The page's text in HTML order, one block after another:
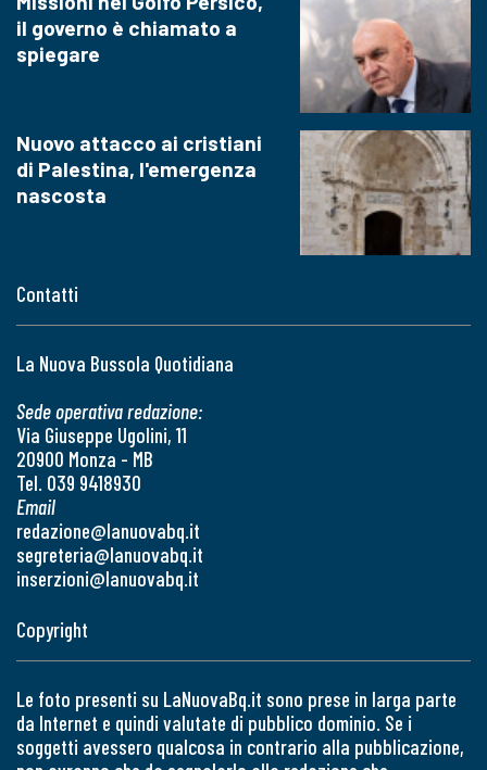
Contatti
La Nuova Bussola Quotidiana
Sede operativa redazione:
Via Giuseppe Ugolini, 11
20900 Monza - MB
Tel. 039 9418930
Email
redazione@lanuovabq.it
segreteria@lanuovabq.it
inserzioni@lanuovabq.it
il governo è chiamato a
spiegare
Nuovo attacco ai cristiani
di Palestina, l'emergenza
nascosta
Copyright
Le foto presenti su LaNuovaBq.it sono prese in larga parte
da Internet e quindi valutate di pubblico dominio. Se i
soggetti avessero qualcosa in contrario alla pubblicazione,